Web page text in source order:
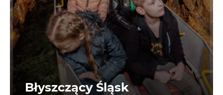
Błyszczący Śląsk